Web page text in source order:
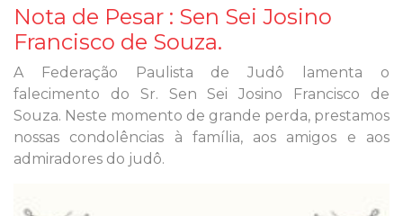
Nota de Pesar : Sen Sei Josino
Francisco de Souza.
A Federação Paulista de Judô lamenta o
falecimento do Sr. Sen Sei Josino Francisco de
Souza. Neste momento de grande perda, prestamos
nossas condolências à família, aos amigos e aos
admiradores do judô.